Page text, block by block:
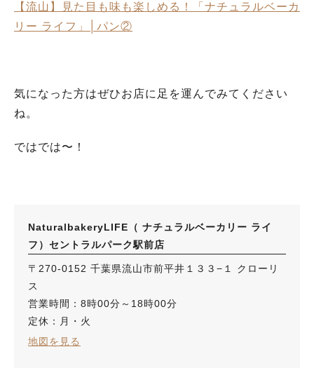
【流山】見た目も味も楽しめる！「ナチュラルベーカ
リー ライフ」│パン②
気になった方はぜひお店に足を運んでみてください
ね。
ではでは〜！
NaturalbakeryLIFE（ ナチュラルベーカリー ライ
フ）セントラルパーク駅前店
〒270-0152 千葉県流山市前平井１３３−１ クローリ
ス
営業時間：8時00分～18時00分
定休：月・火
地図を見る